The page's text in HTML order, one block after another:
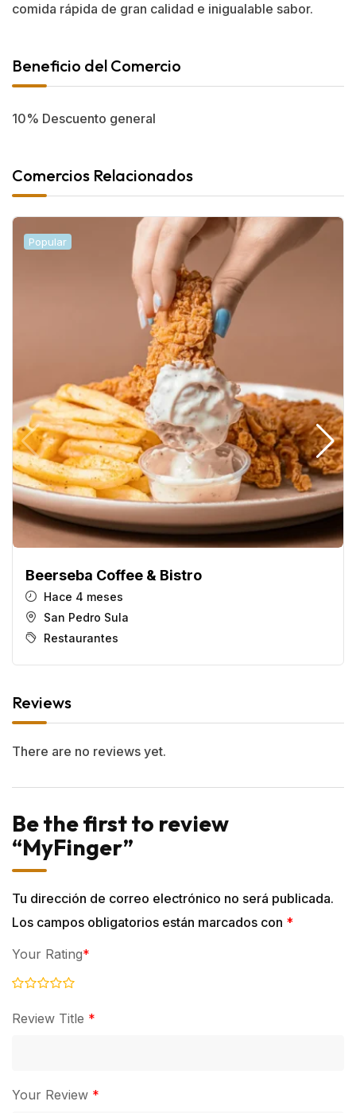
comida rápida de gran calidad e inigualable sabor.
Beneficio del Comercio
10% Descuento general
Comercios Relacionados
Popular
Beerseba Coffee & Bistro
Hace 4 meses
San Pedro Sula
Restaurantes
Reviews
There are no reviews yet.
Be the first to review
“MyFinger”
Tu dirección de correo electrónico no será publicada.
Los campos obligatorios están marcados con *
Review Title *
Your Rating*
Your Review *